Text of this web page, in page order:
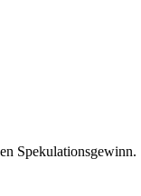
Spekulationsgewinn.